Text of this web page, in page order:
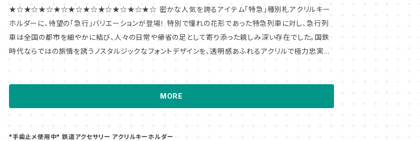
★☆★☆★☆★☆★☆★☆★☆★☆★☆★☆ 密かな人気を誇るアイテム「特急」種別札アクリルキー
ホルダーに、待望の「急行」バリエーションが登場！ 特別で憧れの花形であった特急列車に対し、急行列
車は全国の都市を細やかに結び、人々の日常や帰省の足として寄り添った親しみ深い存在でした。国鉄
時代ならではの旅情を誘うノスタルジックなフォントデザインを、透明感あふれるアクリルで極力忠実に
く一般的となっている鉄道の車体側面の表示器ですが、それらの機器の登場以前は金属製や樹脂製のプ
レートを掲げ、列車の愛称や運行種別・座席種別を示し、必要に応じて手作業で差し替えることで乗客へ
種別を掲示するためのものをモチーフとしてデザインしました。 バリエーションアイテムも続々製品化予
MORE
"手歯止メ使用中" 鉄道アクセサリー アクリルキーホルダー